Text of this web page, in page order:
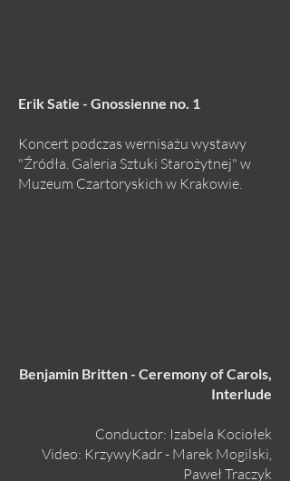
Erik Satie - Gnossienne no. 1
Koncert podczas wernisażu wystawy
"Źródła. Galeria Sztuki Starożytnej" w
Muzeum Czartoryskich w Krakowie.
Benjamin Britten - Ceremony of Carols,
Interlude
Conductor: Izabela Kociołek
Video: KrzywyKadr - Marek Mogilski,
Paweł Traczyk